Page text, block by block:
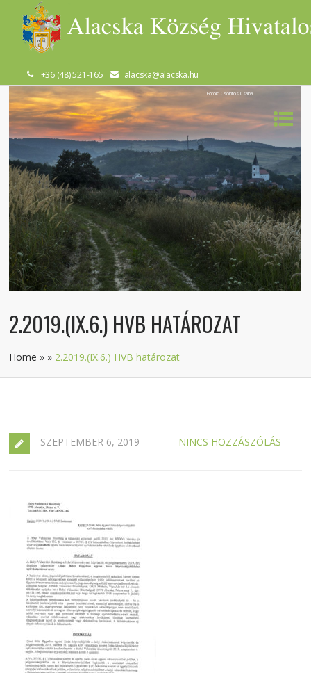
+36 (48) 521-165 alacska@alacska.hu
Fotók: Csontos Csaba
2.2019.(IX.6.) HVB HATÁROZAT
Home » » 2.2019.(IX.6.) HVB határozat
SZEPTEMBER 6, 2019 NINCS HOZZÁSZÓLÁS